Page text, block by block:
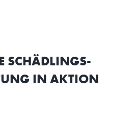
SCHÄDLINGS-
IN AKTION